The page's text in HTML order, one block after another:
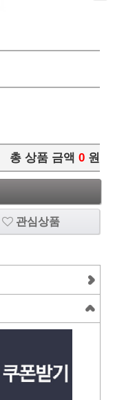
총 상품 금액 0 원
관심상품